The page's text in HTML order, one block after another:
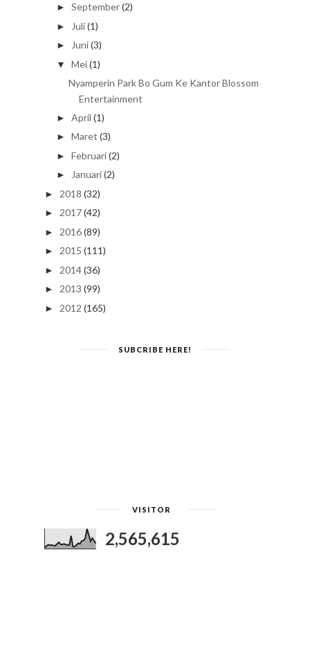
► September(2)
► Juli(1)
► Juni(3)
▼ Mei(1)
Nyamperin Park Bo Gum Ke Kantor Blossom
Entertainment
► April (1)
► Maret (3)
► Februari(2)
► Januari(2)
► 2018 (32)
► 2017(42)
► 2016(89)
► 2015 (111)
► 2014(36)
► 2013 (99)
► 2012 (165)
SUBCRIBE HERE!
VISITOR
2,565,615